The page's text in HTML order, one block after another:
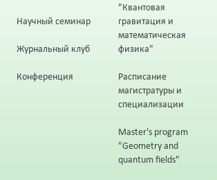
Научный семинар
Журнальный клуб
Конференция
"Квантовая
гравитация и
математическая
физика"
Расписание
магистратуры и
специализации
Master's program
"Geometry and
quantum fields"